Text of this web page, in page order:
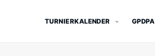
TURNIERKALENDER GPDPA